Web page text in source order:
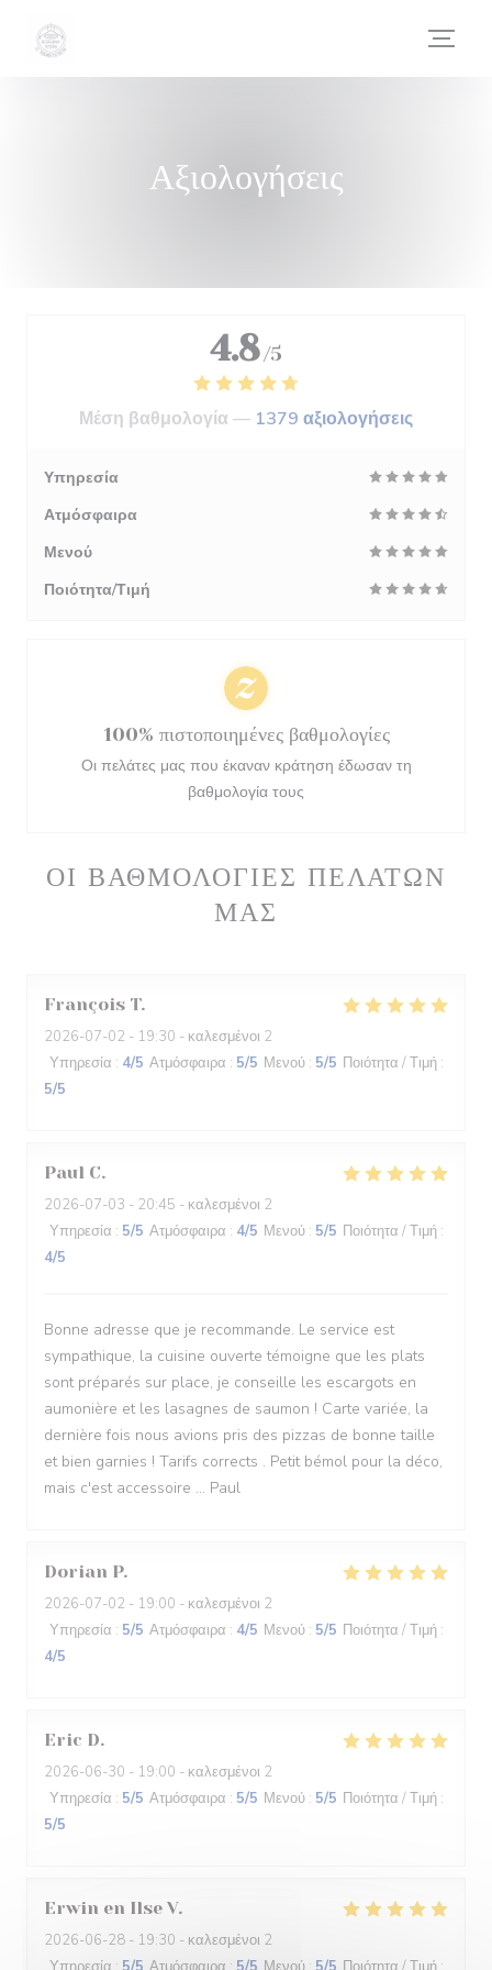
Αξιολογήσεις
ΟΙ ΒΑΘΜΟΛΟΓΊΕΣ ΠΕΛΑΤΏΝ
ΜΑΣ
François T
2026-07-02 - 19:30 - καλεσμένοι 2
Υπηρεσία : 4/5 Ατμόσφαιρα : 5/5 Μενού : 5/5 Ποιότητα / Τιμή :
5/5
Paul C
2026-07-03 - 20:45 - καλεσμένοι 2
Υπηρεσία : 5/5 Ατμόσφαιρα : 4/5 Μενού : 5/5 Ποιότητα / Τιμή :
4/5
Bonne adresse que je recommande. Le service est
sympathique, la cuisine ouverte témoigne que les plats
sont préparés sur place, je conseille les escargots en
aumonière et les lasagnes de saumon ! Carte variée, la
dernière fois nous avions pris des pizzas de bonne taille
et bien garnies ! Tarifs corrects . Petit bémol pour la déco,
mais c'est accessoire ... Paul
Dorian P
2026-07-02 - 19:00 - καλεσμένοι 2
Υπηρεσία : 5/5 Ατμόσφαιρα : 4/5 Μενού : 5/5 Ποιότητα / Τιμή :
4/5
Eric D
2026-06-30 - 19:00 - καλεσμένοι 2
Υπηρεσία : 5/5 Ατμόσφαιρα : 5/5 Μενού : 5/5 Ποιότητα / Τιμή :
5/5
Erwin en Ilse V
2026-06-28 - 19:30 - καλεσμένοι 2
4.8 /5
Μέση βαθμολογία — 1379 αξιολογήσεις
Υπηρεσία
Ατμόσφαιρα
Μενού
Ποιότητα/Τιμή
100% πιστοποιημένες βαθμολογίες
Οι πελάτες μας που έκαναν κράτηση έδωσαν τη
βαθμολογία τους